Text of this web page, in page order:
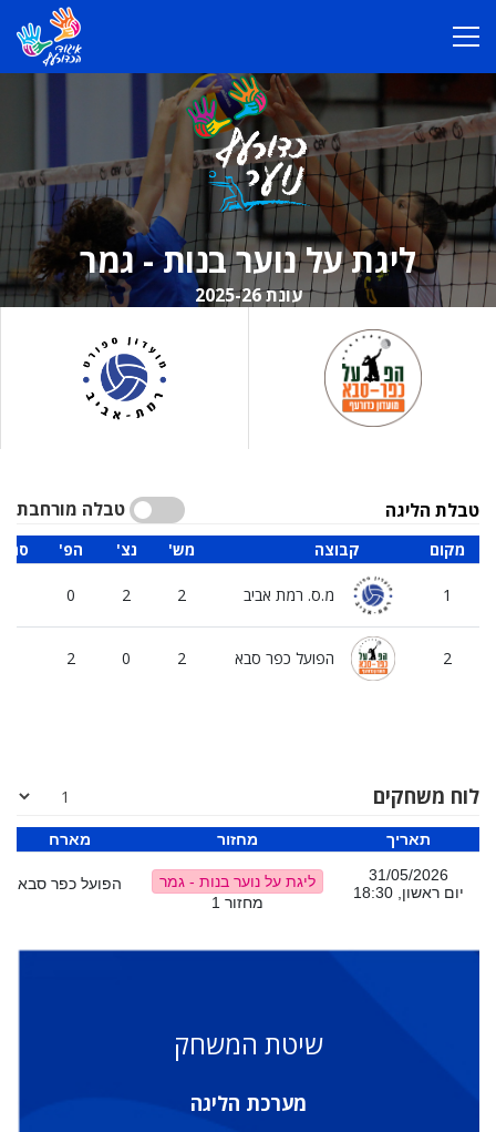
ליגת על נוער בנות - גמר
עונת 2025-26
טבלה מורחבת טבלת הליגה
'הפ 'נצ 'מש קבוצה מקום
0 2 2 מ.ס. רמת אביב 1
2 0 2 הפועל כפר סבא 2
לוח משחקים
מארח מחזור תאריך
הפועל כפר סבא
ליגת על נוער בנות - גמר
מחזור 1
31/05/2026
יום ראשון, 18:30
שיטת המשחק
מערכת הליגה